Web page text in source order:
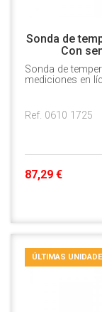
Sonda de
Con
Sonda de
mediciones en
Ref. 0610 1725
87,29 €
ÚLTIMAS